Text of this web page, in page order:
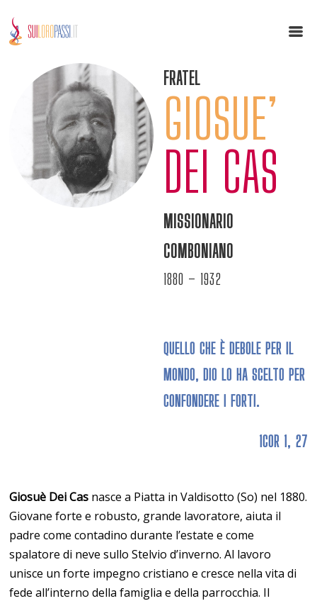
FRATEL
GIOSUE’
DEI CAS
MISSIONARIO
COMBONIANO
1880 – 1932
QUELLO CHE È DEBOLE PER IL
MONDO, DIO LO HA SCELTO PER
CONFONDERE I FORTI.
1COR 1, 27
Giosuè Dei Cas nasce a Piatta in Valdisotto (So) nel 1880.
Giovane forte e robusto, grande lavoratore, aiuta il
padre come contadino durante l’estate e come
spalatore di neve sullo Stelvio d’inverno. Al lavoro
unisce un forte impegno cristiano e cresce nella vita di
fede all’interno della famiglia e della parrocchia. Il